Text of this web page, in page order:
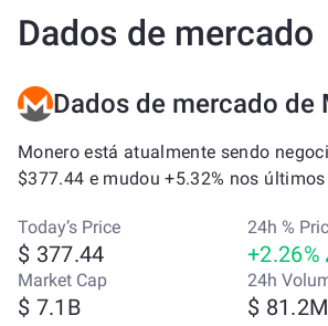
Dados de mercado
Dados de mercado de
Monero está atualmente sendo
$377.44 e mudou +5.32% nos
Today’s Price
$ 377.44
24h %
+2.26%
Market Cap
$ 7.1B
24h
$ 81.2M